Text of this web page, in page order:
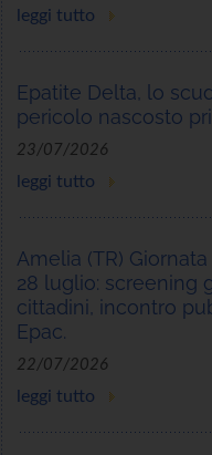
leggi tutto
Epatite Delta, lo
pericolo nascosto
23/07/2026
leggi tutto
Amelia (TR)
28 luglio: screening
cittadini, incontro
Epac.
22/07/2026
leggi tutto